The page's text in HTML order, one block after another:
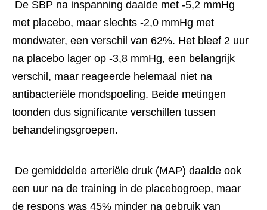
met placebo, maar slechts -2,0 mmHg met
mondwater, een verschil van 62%. Het bleef 2 uur
na placebo lager op -3,8 mmHg, een belangrijk
verschil, maar reageerde helemaal niet na
antibacteriële mondspoeling. Beide metingen
toonden dus significante verschillen tussen
behandelingsgroepen.
een uur na de training in de placebogroep, maar
de respons was 45% minder na gebruik van